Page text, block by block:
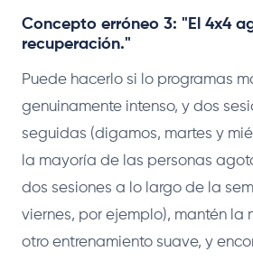
Concepto erróneo 3: "El 4x4
recuperación."
Puede hacerlo si lo programas
genuinamente intenso, y dos
seguidas (digamos, martes y
la mayoría de las personas
dos sesiones a lo largo de la
viernes, por ejemplo), mantén la
otro entrenamiento suave, y